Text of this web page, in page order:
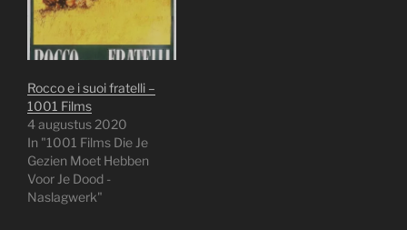
Rocco e i suoi fratelli –
1001 Films
4 augustus 2020
In "1001 Films Die Je
Gezien Moet Hebben
Voor Je Dood -
Naslagwerk"